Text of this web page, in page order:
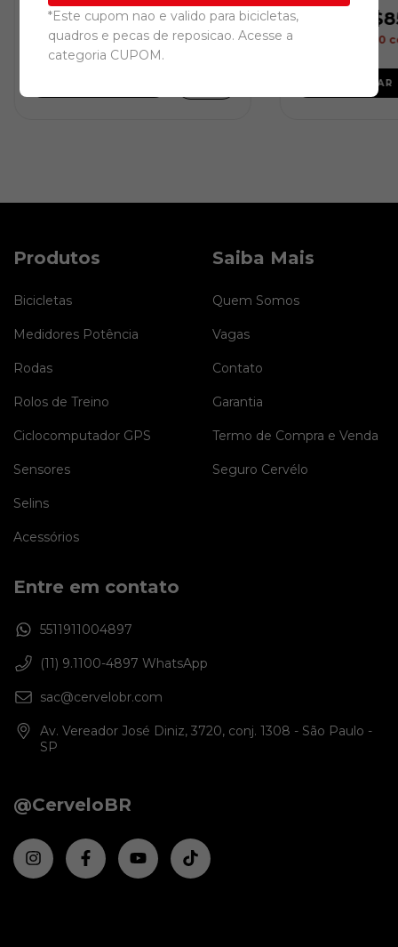
R$79,00
R$72,68com Boleto R$78,20
Produtos
Bicicletas
Medidores Potência
Rodas
Rolos de Treino
Ciclocomputador GPS
Sensores
Selins
Acessórios
Saiba Mais
Quem Somos
Vagas
Contato
Garantia
Termo de Compra e Venda
Seguro Cervélo
Entre em contato
5511911004897
(11) 9.1100-4897 WhatsApp
sac@cervelobr.com
Av. Vereador José Diniz, 3720, conj. 1308 - São Paulo -
SP
@CerveloBR
*Este cupom nao e valido para bicicletas,
quadros e pecas de reposicao. Acesse a
categoria CUPOM.